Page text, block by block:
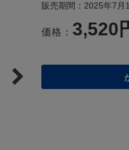
販売期間：2025年7
価格： 3,520